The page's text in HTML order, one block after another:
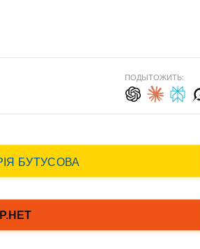
ПОДЫТОЖИТЬ: